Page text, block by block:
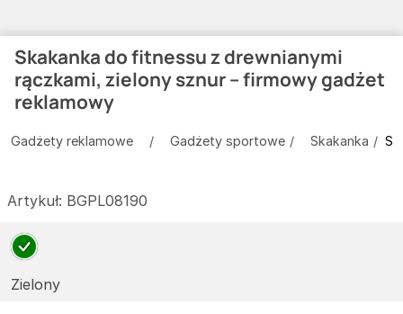
Skakanka do fitnessu z drewnianymi
rączkami, zielony sznur – firmowy gadżet
reklamowy
Gadżety reklamowe Gadżety sportowe Skakanka
Artykuł: BGPL08190
Zielony